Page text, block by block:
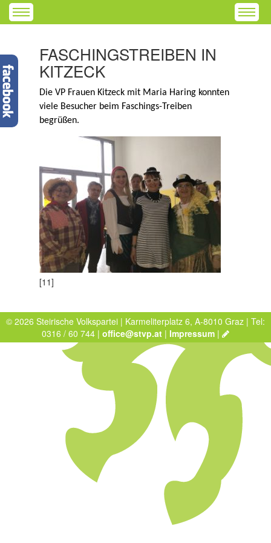
FASCHINGSTREIBEN IN
KITZECK
Die VP Frauen Kitzeck mit Maria Haring konnten
viele Besucher beim Faschings-Treiben
begrüßen.
[11]
© 2026 Steirische Volkspartei | Karmeliterplatz 6, A-8010 Graz | Tel:
0316 / 60 744 | office@stvp.at | Impressum |